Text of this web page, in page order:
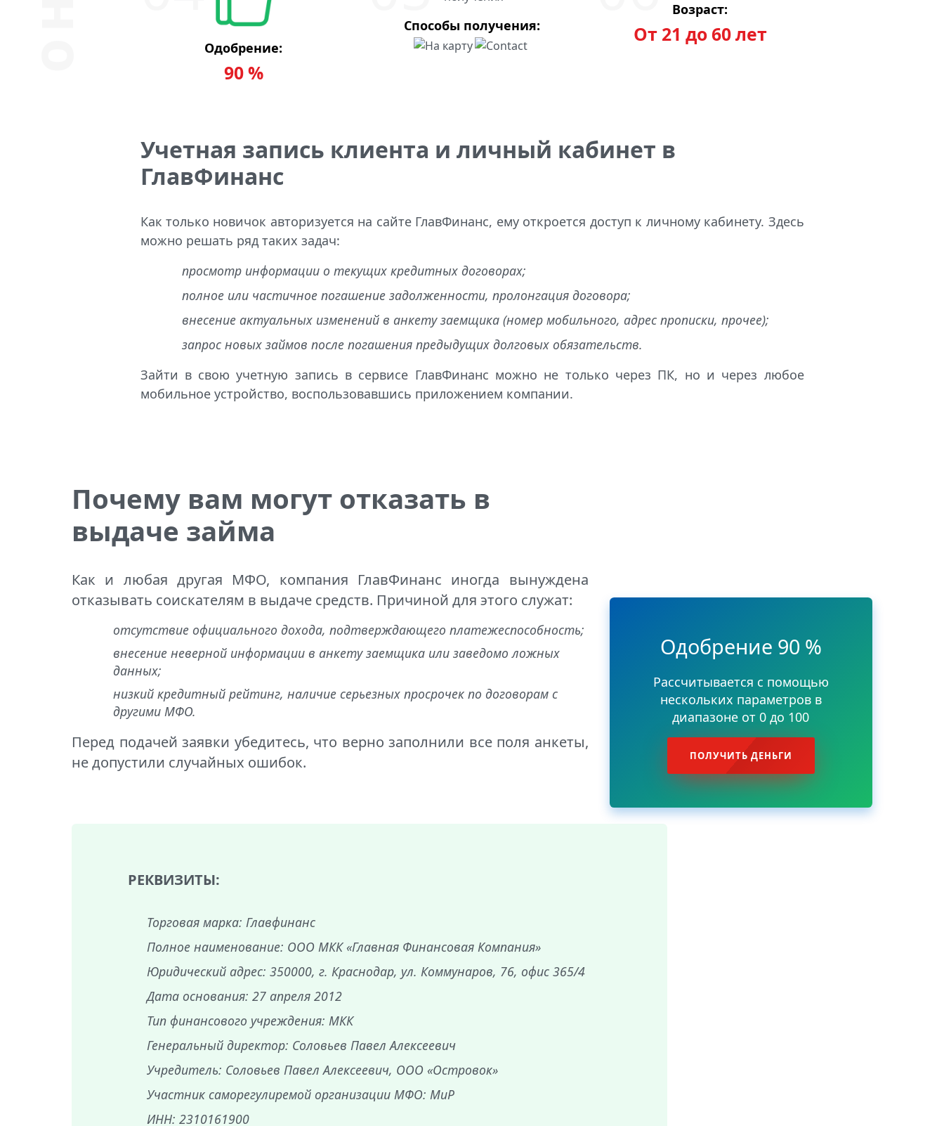
Одобрение:
90 %
Способы получения:
Возраст:
От 21 до 60 лет
Учетная запись клиента и личный кабинет в
ГлавФинанс
Как только новичок авторизуется на сайте ГлавФинанс, ему откроется доступ к личному кабинету. Здесь
можно решать ряд таких задач:
просмотр информации о текущих кредитных договорах;
полное или частичное погашение задолженности, пролонгация договора;
внесение актуальных изменений в анкету заемщика (номер мобильного, адрес прописки, прочее);
запрос новых займов после погашения предыдущих долговых обязательств.
Зайти в свою учетную запись в сервисе ГлавФинанс можно не только через ПК, но и через любое
мобильное устройство, воспользовавшись приложением компании.
Почему вам могут отказать в
выдаче займа
Как и любая другая МФО, компания ГлавФинанс иногда вынуждена
отказывать соискателям в выдаче средств. Причиной для этого служат:
отсутствие официального дохода, подтверждающего платежеспособность;
внесение неверной информации в анкету заемщика или заведомо ложных
данных;
низкий кредитный рейтинг, наличие серьезных просрочек по договорам с
другими МФО.
Перед подачей заявки убедитесь, что верно заполнили все поля анкеты,
не допустили случайных ошибок.
РЕКВИЗИТЫ:
Торговая марка: Главфинанс
Полное наименование: ООО МКК «Главная Финансовая Компания»
Юридический адрес: 350000, г. Краснодар, ул. Коммунаров, 76, офис 365/4
Дата основания: 27 апреля 2012
Тип финансового учреждения: МКК
Генеральный директор: Соловьев Павел Алексеевич
Учредитель: Соловьев Павел Алексеевич, ООО «Островок»
Участник саморегулиремой организации МФО: МиР
ИНН: 2310161900
Одобрение 90 %
Рассчитывается с помощью
нескольких параметров в
диапазоне от 0 до 100
ПОЛУЧИТЬ ДЕНЬГИ